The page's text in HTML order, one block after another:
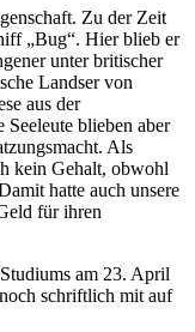
Zu der Zeit
Bug . Hier blieb er
unter britischer
Landser von
aus der
blieben aber
Als
kein Gehalt, obwohl
hatte auch unsere
für ihren
am 23. April
schriftlich mit auf